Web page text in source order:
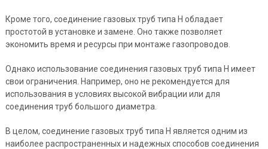
Кроме того, соединение газовых труб типа Н обладает
простотой в установке и замене. Оно также позволяет
экономить время и ресурсы при монтаже газопроводов.
Однако использование соединения газовых труб типа Н имеет
свои ограничения. Например, оно не рекомендуется для
использования в условиях высокой вибрации или для
соединения труб большого диаметра.
В целом, соединение газовых труб типа Н является одним из
наиболее распространенных и надежных способов соединения